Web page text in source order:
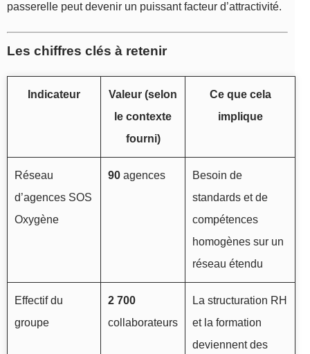
passerelle peut devenir un puissant facteur d’attractivité.
Les chiffres clés à retenir
Indicateur
Valeur (selon
le contexte
fourni)
Ce que cela
implique
Réseau
d’agences SOS
Oxygène
90 agences
Besoin de
standards et de
compétences
homogènes sur un
réseau étendu
Effectif du
groupe
2 700
collaborateurs
La structuration RH
et la formation
deviennent des